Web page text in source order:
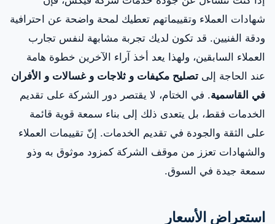
شهادات العملاء وتقييماتهم تعطيك لمحة واضحة عن احترافية
ودقة الفنيين. قد تكون لديك تجربة مشابهة لنفس تجارب
العملاء السابقين، ولهذا يعد أخذ آراء الآخرين خطوة هامة
عند الحاجة إلى تصليح مكيفات و ثلاجات و غسالات و الأفران
في القاسمية. في الختام، لا يقتصر دور الشركة على تقديم
الخدمات فقط، بل يتعدى ذلك إلى بناء سمعة قوية قائمة
على الثقة والجودة في تقديم الخدمات. إنّ تقييمات العملاء
والشهادات تعزز من موقف الشركة كمزود موثوق به وذو
سمعة جيدة في السوق.
استعراض الأسعار